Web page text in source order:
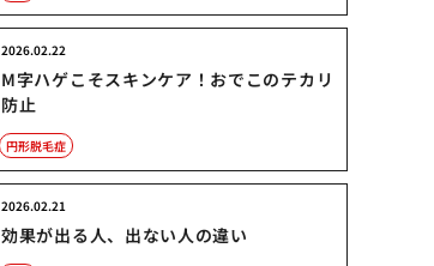
M字ハゲこそスキンケア！おでこのテカリ
防止
2026.02.22
円形脱毛症
効果が出る人、出ない人の違い
2026.02.21